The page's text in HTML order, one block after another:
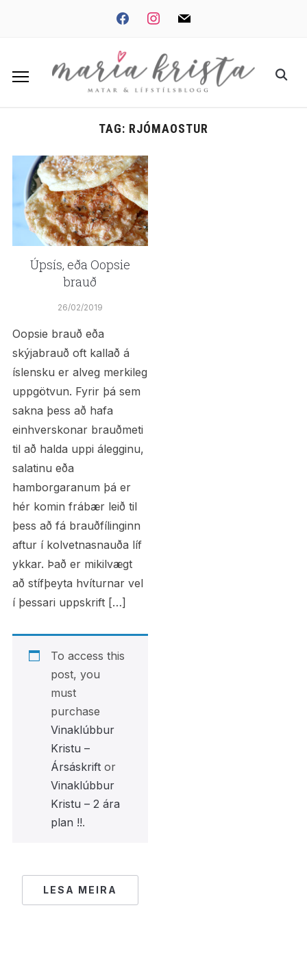
facebook instagram mail
Search
TAG: RJÓMAOSTUR
Úpsís, eða Oopsie
brauð
26/02/2019
Oopsie brauð eða
skýjabrauð oft kallað á
íslensku er alveg merkileg
uppgötvun. Fyrir þá sem
sakna þess að hafa
einhverskonar brauðmeti
til að halda uppi álegginu,
salatinu eða
hamborgaranum þá er
hér komin frábær leið til
þess að fá brauðfílinginn
aftur í kolvetnasnauða líf
ykkar. Það er mikilvægt
að stífþeyta hvíturnar vel
í þessari uppskrift […]
To access this
post, you
must
purchase
Vinaklúbbur
Kristu –
Ársáskriftor
Vinaklúbbur
Kristu – 2 ára
plan !!.
LESA MEIRA